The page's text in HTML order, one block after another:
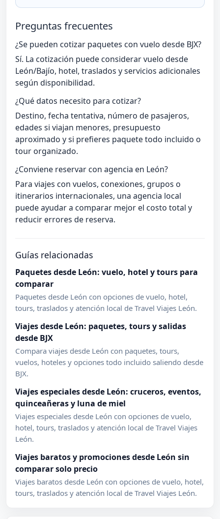
Preguntas frecuentes
¿Se pueden cotizar paquetes con vuelo desde BJX?
Sí. La cotización puede considerar vuelo desde
León/Bajío, hotel, traslados y servicios adicionales
según disponibilidad.
¿Qué datos necesito para cotizar?
Destino, fecha tentativa, número de pasajeros,
edades si viajan menores, presupuesto
aproximado y si prefieres paquete todo incluido o
tour organizado.
¿Conviene reservar con agencia en León?
Para viajes con vuelos, conexiones, grupos o
itinerarios internacionales, una agencia local
puede ayudar a comparar mejor el costo total y
reducir errores de reserva.
Guías relacionadas
Paquetes desde León: vuelo, hotel y tours para
comparar
Paquetes desde León con opciones de vuelo, hotel,
tours, traslados y atención local de Travel Viajes León.
Viajes desde León: paquetes, tours y salidas
desde BJX
Compara viajes desde León con paquetes, tours,
vuelos, hoteles y opciones todo incluido saliendo desde
BJX.
Viajes especiales desde León: cruceros, eventos,
quinceañeras y luna de miel
Viajes especiales desde León con opciones de vuelo,
hotel, tours, traslados y atención local de Travel Viajes
León.
Viajes baratos y promociones desde León sin
comparar solo precio
Viajes baratos desde León con opciones de vuelo, hotel,
tours, traslados y atención local de Travel Viajes León.